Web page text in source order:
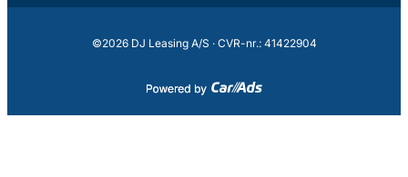
©2026 DJ Leasing A/S · CVR-nr.: 41422904